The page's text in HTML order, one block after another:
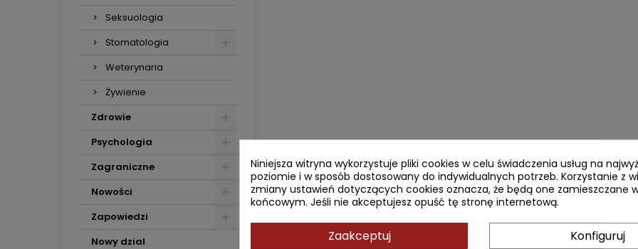
Seksuologia
Stomatologia
Weterynaria
Żywienie
Zdrowie
Psychologia
Zagraniczne
Nowości
Zapowiedzi
Nowy dzial
Niniejsza witryna wykorzystuje pliki cookies w celu świadczenia usług na
poziomie i w sposób dostosowany do indywidualnych potrzeb. Korzystanie z
zmiany ustawień dotyczących cookies oznacza, że będą one zamieszczane
końcowym. Jeśli nie akceptujesz opuść tę stronę internetową.
Zaakceptuj Konfiguruj